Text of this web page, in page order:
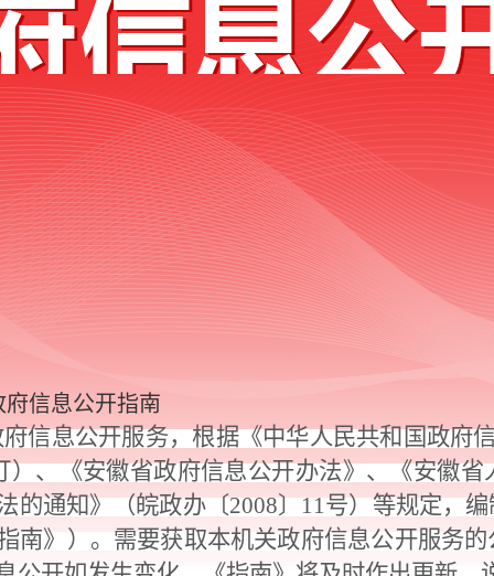
信息公开指南
信息公开服务，根据《中华人民共和国政府
）、《安徽省政府信息公开办法》、《安徽
的通知》（皖政办〔2008〕11号）等规定，
南》）。需要获取本机关政府信息公开服务